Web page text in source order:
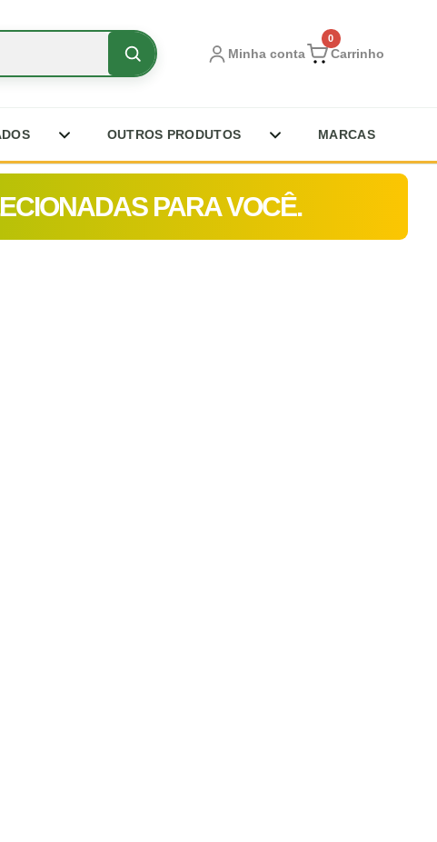
Minha conta Carrinho
0
OUTROS PRODUTOS MARCAS
PARA VOCÊ.